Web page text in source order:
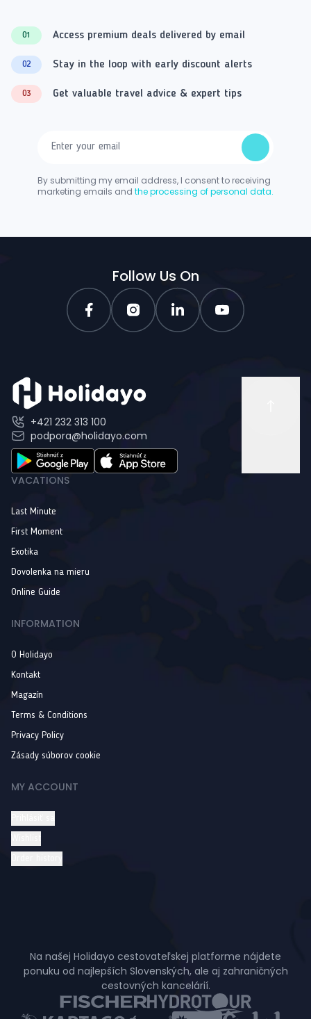
01 Access premium deals delivered by email
02 Stay in the loop with early discount alerts
03 Get valuable travel advice & expert tips
By submitting my email address, I consent to receiving
marketing emails and the processing of personal data.
Follow Us On
+421 232 313 100
podpora@holidayo.com
VACATIONS
Last Minute
First Moment
Exotika
Dovolenka na mieru
Online Guide
INFORMATION
O Holidayo
Kontakt
Magazín
Terms & Conditions
Privacy Policy
Zásady súborov cookie
MY ACCOUNT
Na našej Holidayo cestovateľskej platforme nájdete
ponuku od najlepších Slovenských, ale aj zahraničných
cestovných kancelárií.